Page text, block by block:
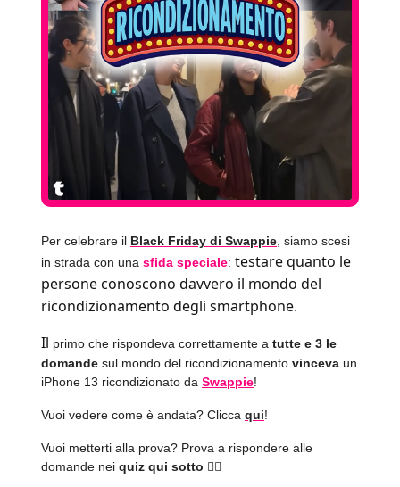
Per celebrare il Black Friday di Swappie , siamo scesi
in strada con una sfida speciale: testare quanto le
persone conoscono davvero il mondo del
ricondizionamento degli smartphone.
Il primo che rispondeva correttamente a tutte e 3 le
domande sul mondo del ricondizionamento vinceva un
iPhone 13 ricondizionato da Swappie!
Vuoi vedere come è andata? Clicca qui!
Vuoi metterti alla prova? Prova a rispondere alle
domande nei quiz qui sotto 👇🏻